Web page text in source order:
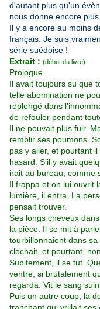
d'autant plus qu'un
nous donne encore
Il y a encore au moins
français. Je suis
série suédoise !
Extrait : (début du livre)
Prologue
Il avait toujours su que
telle abomination ne
replongé dans
de refouler pendant
Il ne pouvait plus fuir.
remplir ses poumons.
pas y aller, et pourtant
hasard. S’il y avait
irait au bureau, comme
Il frappa et on lui ouvrit
lumière, il entra. La
pensait trouver.
Ses longs cheveux
la pièce. Il se mit à
tourbillonnaient dans
clochait, et pourtant, non.
Subitement, il se tut.
ventre, si brutalement
regarda. Vit le sang
Puis un autre coup, la